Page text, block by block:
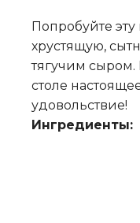
Попробуйте
хрустящую,
тягучим сыром.
столе
удовольствие!
Ингредиенты: